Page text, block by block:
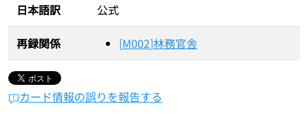
日本語訳 公式
再録関係 [M002]林務官舎
カード情報の誤りを報告する